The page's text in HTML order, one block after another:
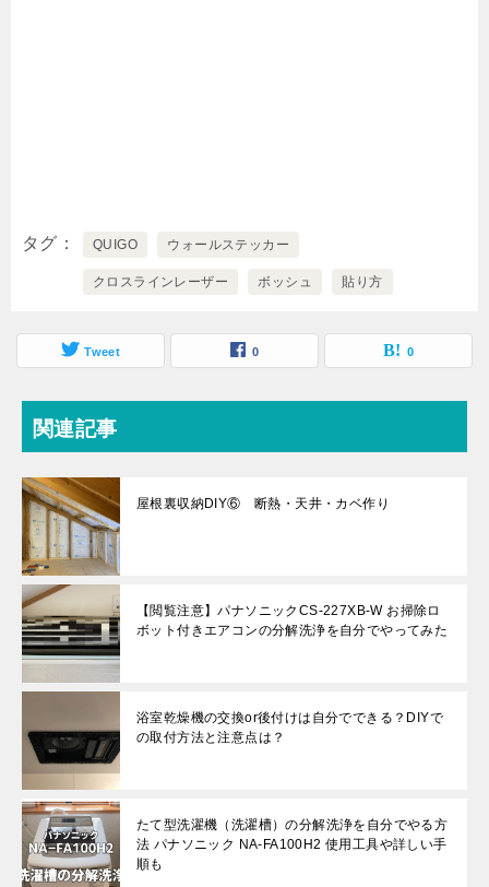
タグ QUIGO ウォールステッカー
クロスラインレーザー ボッシュ 貼り方
Tweet 0 0
関連記事
屋根裏収納DIY⑥ 断熱・天井・カベ作り
【閲覧注意】パナソニックCS-227XB-W お掃除ロ
ボット付きエアコンの分解洗浄を自分でやってみた
浴室乾燥機の交換or後付けは自分でできる？DIYで
の取付方法と注意点は？
たて型洗濯機（洗濯槽）の分解洗浄を自分でやる方
法 パナソニック NA-FA100H2 使用工具や詳しい手
順も